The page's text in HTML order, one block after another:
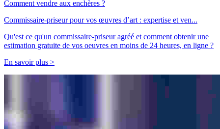
Comment vendre aux enchères ?
Commissaire-priseur pour vos œuvres d’art : expertise et ven...
Qu'est ce qu'un commissaire-priseur agréé et comment obtenir une
estimation gratuite de vos oeuvres en moins de 24 heures, en ligne ?
En savoir plus >